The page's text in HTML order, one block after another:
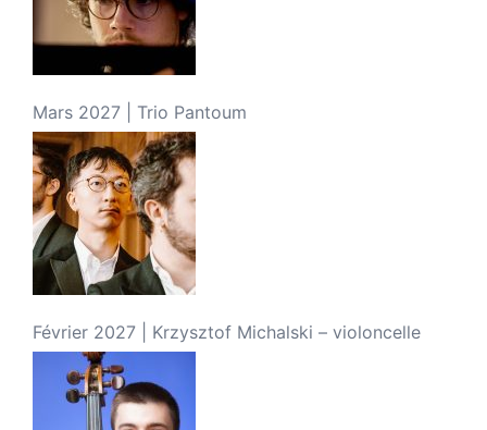
Mars 2027 | Trio Pantoum
Février 2027 | Krzysztof Michalski – violoncelle